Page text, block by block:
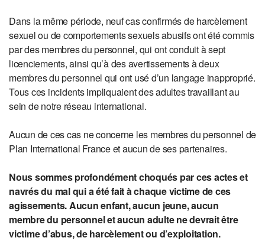
Dans la même période, neuf cas confirmés de harcèlement
sexuel ou de comportements sexuels abusifs ont été commis
par des membres du personnel, qui ont conduit à sept
licenciements, ainsi qu’à des avertissements à deux
membres du personnel qui ont usé d’un langage inapproprié.
Tous ces incidents impliquaient des adultes travaillant au
sein de notre réseau international.
Aucun de ces cas ne concerne les membres du personnel de
Plan International France et aucun de ses partenaires.
Nous sommes profondément choqués par ces actes et
navrés du mal qui a été fait à chaque victime de ces
agissements. Aucun enfant, aucun jeune, aucun
membre du personnel et aucun adulte ne devrait être
victime d’abus, de harcèlement ou d’exploitation.